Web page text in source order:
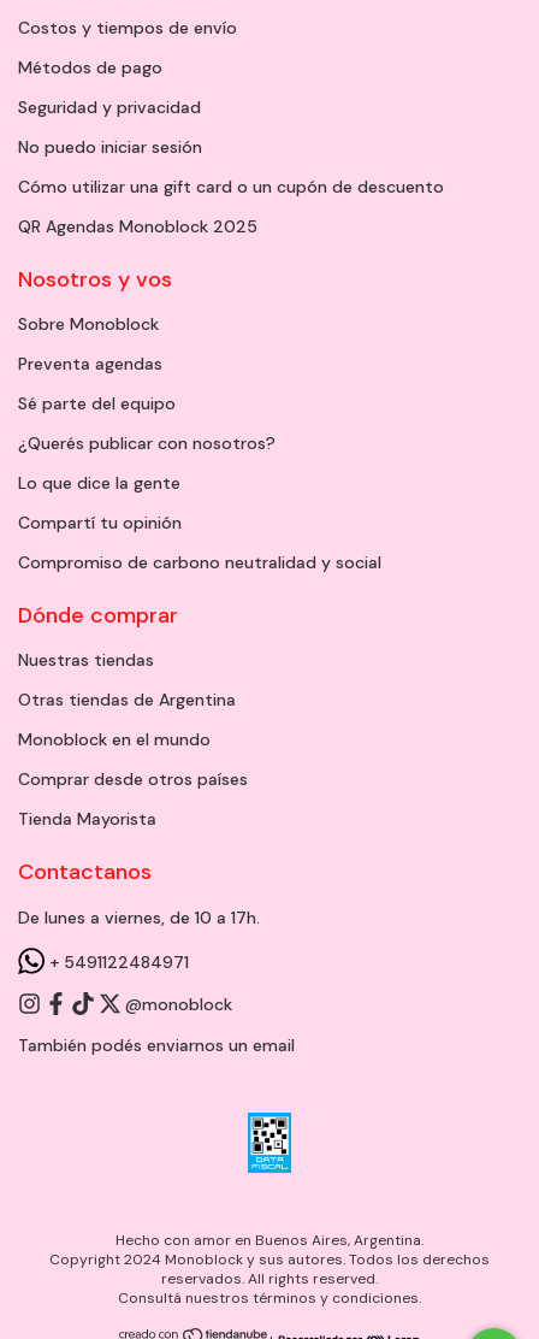
Costos y tiempos de envío
Métodos de pago
Seguridad y privacidad
No puedo iniciar sesión
Cómo utilizar una gift card o un cupón de descuento
QR Agendas Monoblock 2025
Nosotros y vos
Sobre Monoblock
Preventa agendas
Sé parte del equipo
¿Querés publicar con nosotros?
Lo que dice la gente
Compartí tu opinión
Compromiso de carbono neutralidad y social
Dónde comprar
Nuestras tiendas
Otras tiendas de Argentina
Monoblock en el mundo
Comprar desde otros países
Tienda Mayorista
Contactanos
De lunes a viernes, de 10 a 17h.
+ 5491122484971
@monoblock
También podés enviarnos un email
Hecho con amor en Buenos Aires, Argentina.
Copyright 2024 Monoblock y sus autores. Todos los derechos
reservados. All rights reserved.
Consultá nuestros términos y condiciones.